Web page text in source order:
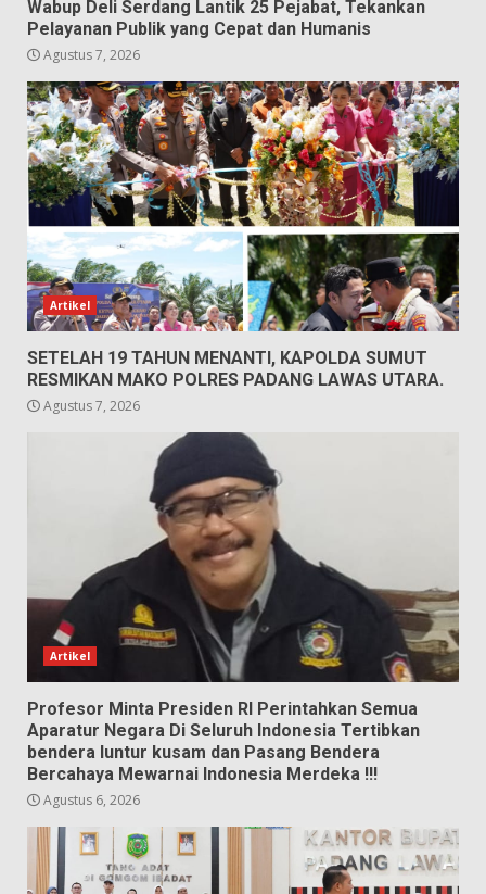
Wabup Deli Serdang Lantik 25 Pejabat, Tekankan
Pelayanan Publik yang Cepat dan Humanis
Agustus 7, 2026
Artikel
SETELAH 19 TAHUN MENANTI, KAPOLDA SUMUT
RESMIKAN MAKO POLRES PADANG LAWAS UTARA.
Agustus 7, 2026
Artikel
Profesor Minta Presiden RI Perintahkan Semua
Aparatur Negara Di Seluruh Indonesia Tertibkan
bendera luntur kusam dan Pasang Bendera
Bercahaya Mewarnai Indonesia Merdeka !!!
Agustus 6, 2026